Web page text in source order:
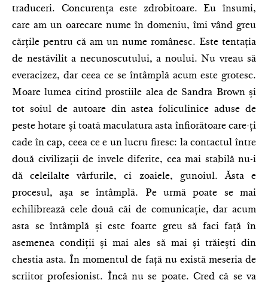
traduceri. Concurența este zdrobitoare. Eu însumi,
care am un oarecare nume în domeniu, îmi vând greu
cărțile pentru că am un nume românesc. Este tentația
de nestăvilit a necunoscutului, a noului. Nu vreau să
everacizez, dar ceea ce se întâmplă acum este grotesc.
Moare lumea citind prostiile alea de Sandra Brown și
tot soiul de autoare din astea foliculinice aduse de
peste hotare și toată maculatura asta înfiorătoare care-ți
cade în cap, ceea ce e un lucru firesc: la contactul între
două civilizații de invele diferite, cea mai stabilă nu-i
dă celeilalte vârfurile, ci zoaiele, gunoiul. Ăsta e
procesul, așa se întâmplă. Pe urmă poate se mai
echilibrează cele două căi de comunicație, dar acum
asta se întâmplă și este foarte greu să faci față în
asemenea condiții și mai ales să mai și trăiești din
chestia asta. În momentul de față nu există meseria de
scriitor profesionist. Încă nu se poate. Cred că se va